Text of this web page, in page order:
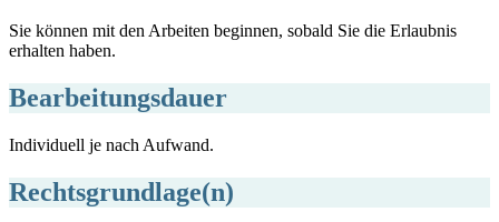
Sie können mit den Arbeiten beginnen, sobald Sie die Erlaubnis
erhalten haben.
Bearbeitungsdauer
Individuell je nach Aufwand.
Rechtsgrundlage(n)